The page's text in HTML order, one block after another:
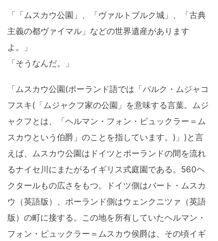
「「ムスカウ公園」、「ヴァルトブルク城」、「古典
主義の都ヴァイマル」などの世界遺産があります
よ。」
「そうなんだ。」
「ムスカウ公園(ポーランド語では「パルク・ムジャコ
フスキ(「ムジャクフ家の公園」を意味する言葉。ムジ
ャクフとは、「ヘルマン・フォン・ピュックラー＝ム
スカウという伯爵」のことを指しています。)」)と言
えば、ムスカウ公園はドイツとポーランドの間を流れ
るナイセ川にまたがるイギリス式庭園である。560ヘ
クタールもの広さをもつ。ドイツ側はバート・ムスカ
ウ（英語版）、ポーランド側はウェンクニツァ（英語
版）の町に接する。この地を所有していたヘルマン・
フォン・ピュックラー＝ムスカウ侯爵は、その頃イギ